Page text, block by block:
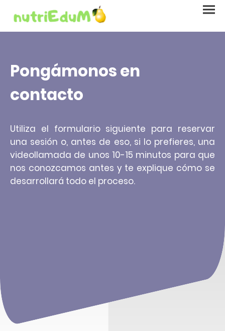
Pongámonos en
contacto
Utiliza el formulario siguiente para reservar
una sesión o, antes de eso, si lo prefieres, una
videollamada de unos 10-15 minutos para que
nos conozcamos antes y te explique cómo se
desarrollará todo el proceso.